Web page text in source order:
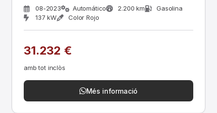
08-2023 Automático 2.200 km
Gasolina
137 kW
Color Rojo
31.232 €
amb tot inclòs
Més informació